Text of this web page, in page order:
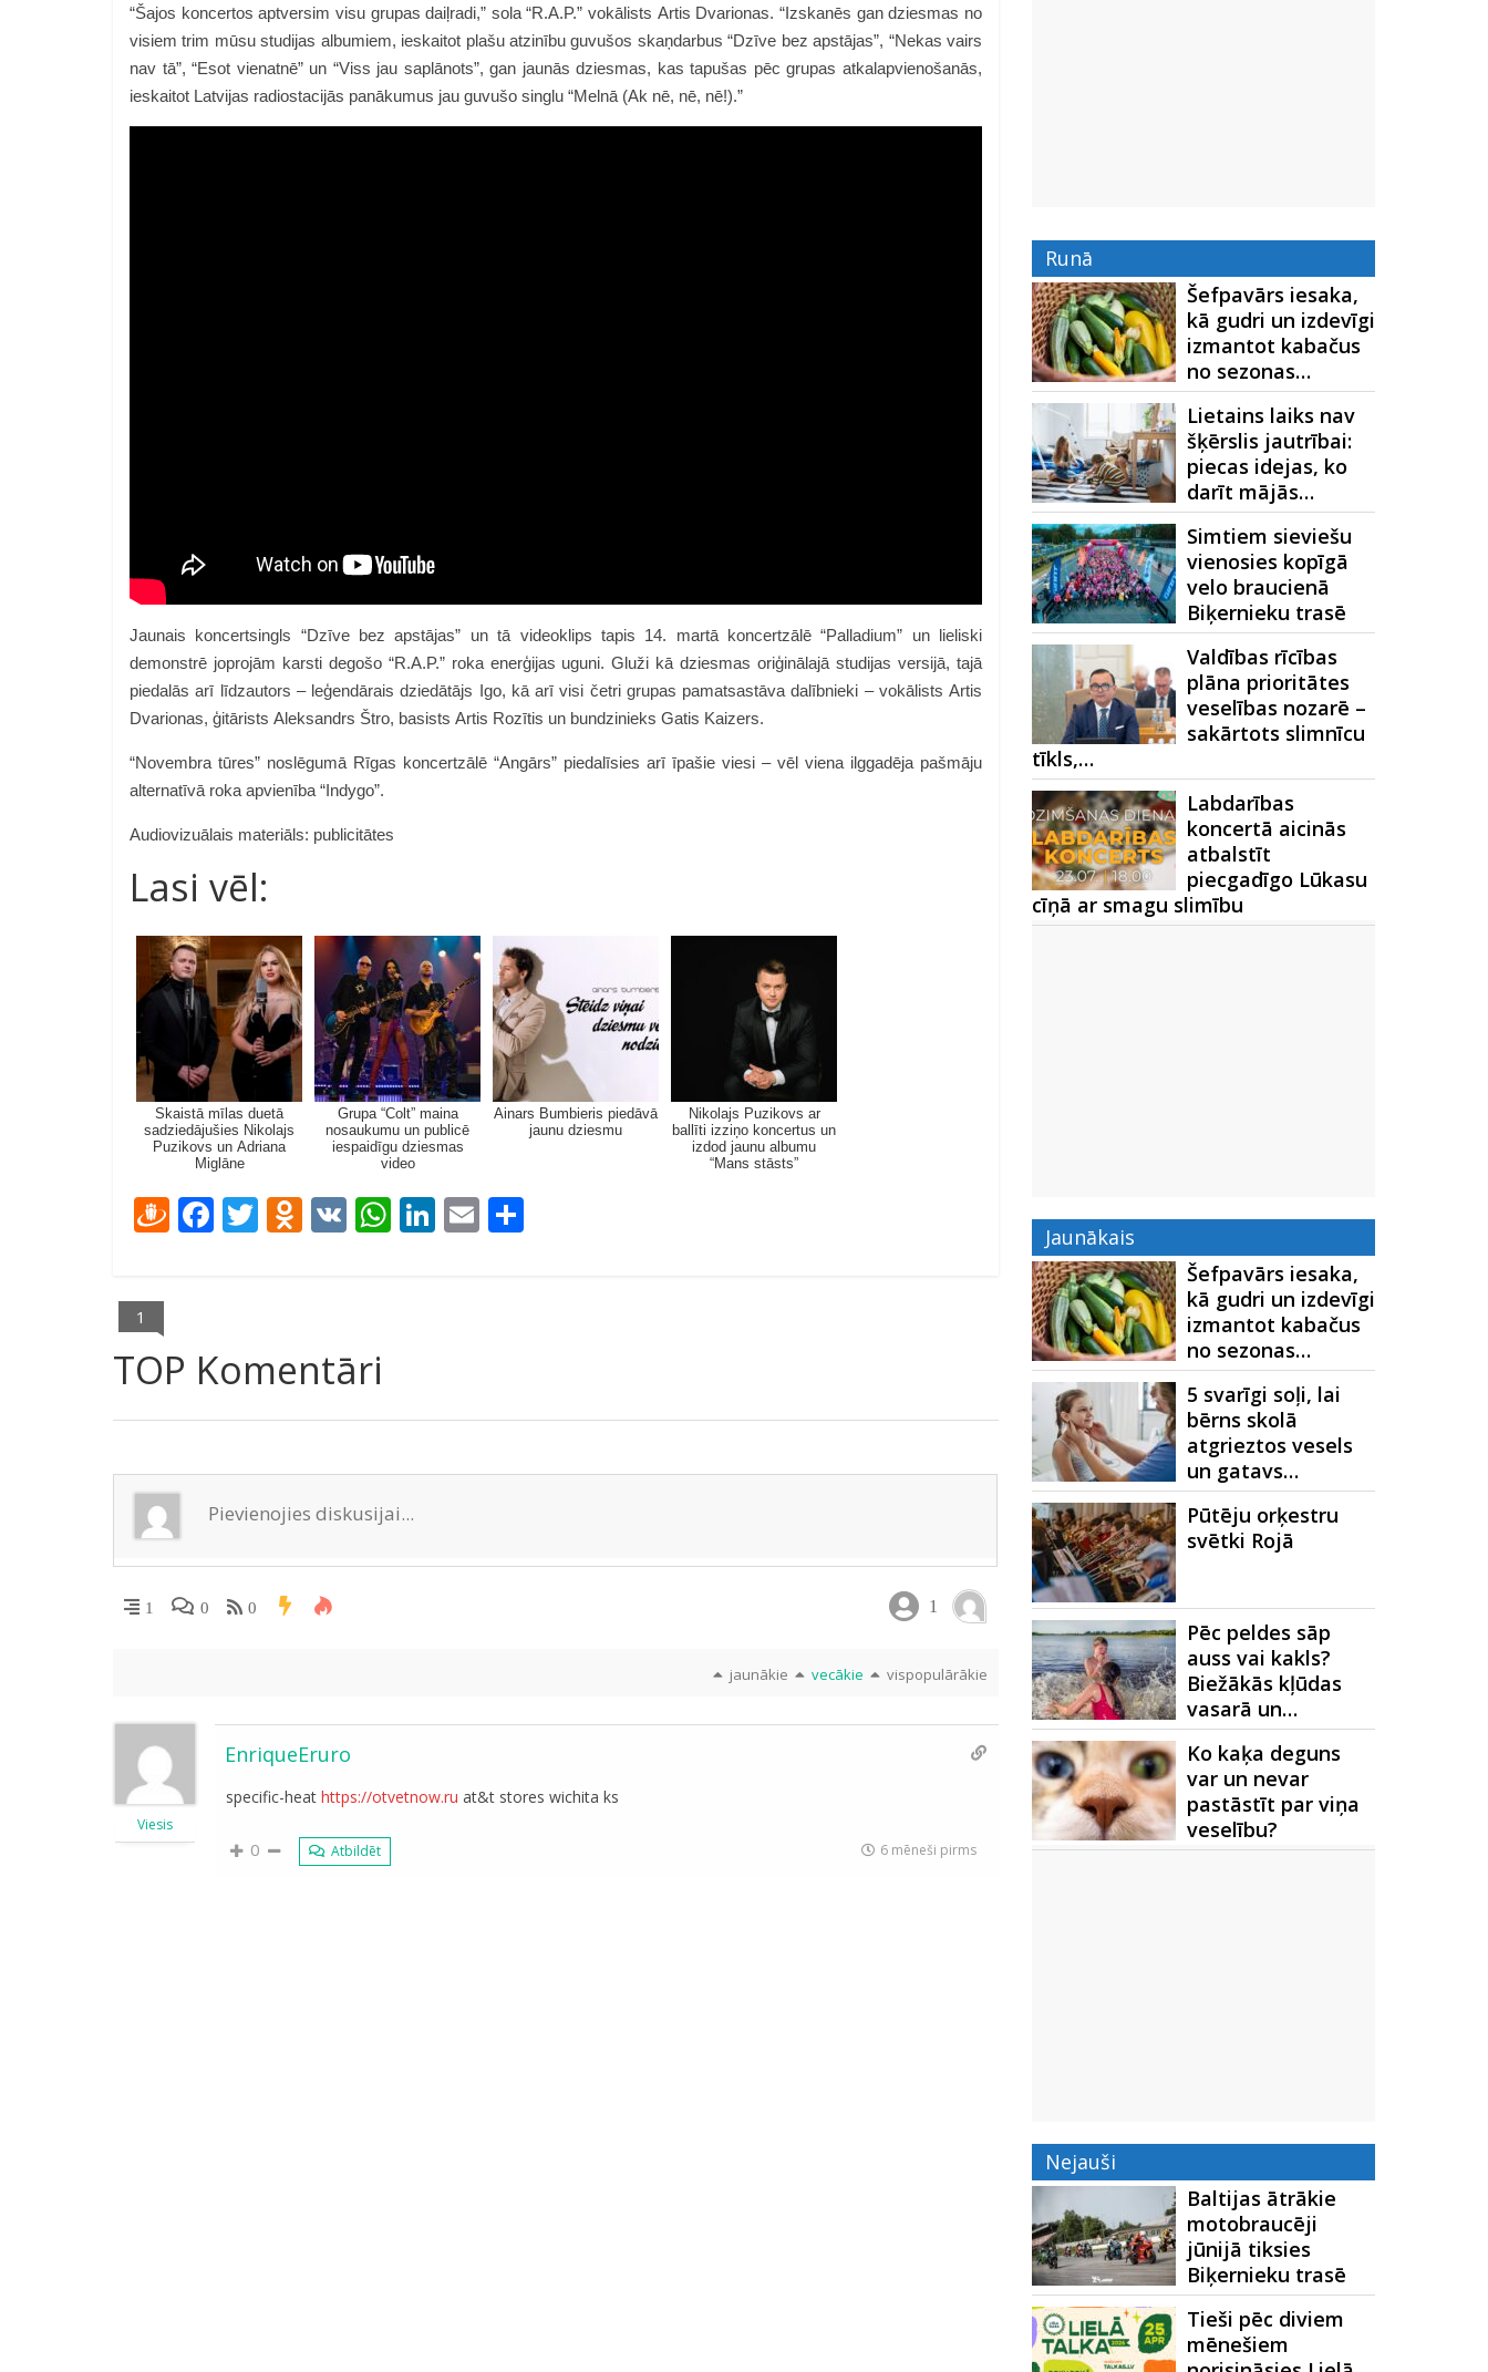
“Šajos koncertos aptversim visu grupas daiļradi,” sola “R.A.P.” vokālists Artis Dvarionas. “Izskanēs gan dziesmas no
visiem trim mūsu studijas albumiem, ieskaitot plašu atzinību guvušos skaņdarbus “Dzīve bez apstājas”, “Nekas vairs
nav tā”, “Esot vienatnē” un “Viss jau saplānots”, gan jaunās dziesmas, kas tapušas pēc grupas atkalapvienošanās,
ieskaitot Latvijas radiostacijās panākumus jau guvušo singlu “Melnā (Ak nē, nē, nē!).”
Jaunais koncertsingls “Dzīve bez apstājas” un tā videoklips tapis 14. martā koncertzālē “Palladium” un lieliski
demonstrē joprojām karsti degošo “R.A.P.” roka enerģijas uguni. Gluži kā dziesmas oriģinālajā studijas versijā, tajā
piedalās arī līdzautors – leģendārais dziedātājs Igo, kā arī visi četri grupas pamatsastāva dalībnieki – vokālists Artis
Dvarionas, ģitārists Aleksandrs Štro, basists Artis Rozītis un bundzinieks Gatis Kaizers.
“Novembra tūres” noslēgumā Rīgas koncertzālē “Angārs” piedalīsies arī īpašie viesi – vēl viena ilggadēja pašmāju
alternatīvā roka apvienība “Indygo”.
Audiovizuālais materiāls: publicitātes
Lasi vēl:
Skaistā mīlas duetā
sadziedājušies Nikolajs
Puzikovs un Adriana
Miglāne
Grupa “Colt” maina
nosaukumu un publicē
iespaidīgu dziesmas
video
Ainars Bumbieris piedāvā
jaunu dziesmu
Nikolajs Puzikovs ar
ballīti izziņo koncertus un
izdod jaunu albumu
“Mans stāsts”
D
e
m
F
o
o
k
T O
kl
as
s
ni
ki
V W
p
Li E
1
TOP Komentāri
1 0 0 1
jaunākie vecākie vispopulārākie
Viesis
EnriqueEruro
specific-heat https://otvetnow.ru at&t stores wichita ks
0 Atbildēt 6 mēneši pirms
Runā
Šefpavārs iesaka,
kā gudri un izdevīgi
izmantot kabačus
no sezonas…
Lietains laiks nav
šķērslis jautrībai:
piecas idejas, ko
darīt mājās…
Simtiem sieviešu
vienosies kopīgā
velo braucienā
Biķernieku trasē
Valdības rīcības
plāna prioritātes
veselības nozarē –
sakārtots slimnīcu
tīkls,…
Labdarības
koncertā aicinās
atbalstīt
piecgadīgo Lūkasu
cīņā ar smagu slimību
Jaunākais
Šefpavārs iesaka,
kā gudri un izdevīgi
izmantot kabačus
no sezonas…
5 svarīgi soļi, lai
bērns skolā
atgrieztos vesels
un gatavs…
Pūtēju orķestru
svētki Rojā
Pēc peldes sāp
auss vai kakls?
Biežākās kļūdas
vasarā un…
Ko kaķa deguns
var un nevar
pastāstīt par viņa
veselību?
Nejauši
Baltijas ātrākie
motobraucēji
jūnijā tiksies
Biķernieku trasē
Tieši pēc diviem
mēnešiem